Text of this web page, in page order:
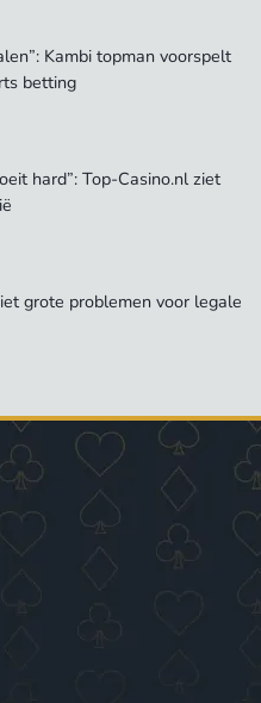
Kambi topman voorspelt
betting
hard”: Top-Casino.nl ziet
grote problemen voor legale